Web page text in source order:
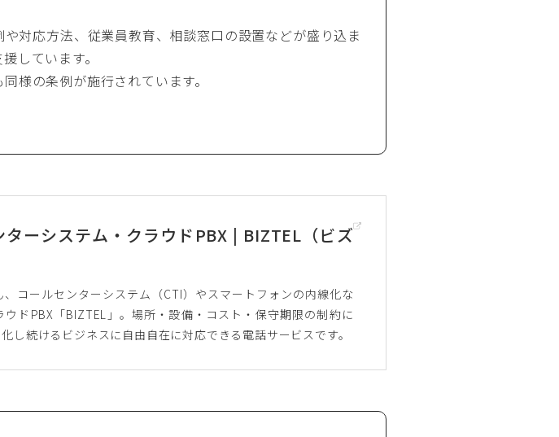
対応方法、従業員教育、相談窓口の設置などが盛り込ま
しています。
様の条例が施行されています。
ーシステム・クラウドPBX | BIZTEL（ビズ
コールセンターシステム（CTI）やスマートフォンの内線化な
ウドPBX「BIZTEL」。場所・設備・コスト・保守期限の制約に
し続けるビジネスに自由自在に対応できる電話サービスです。